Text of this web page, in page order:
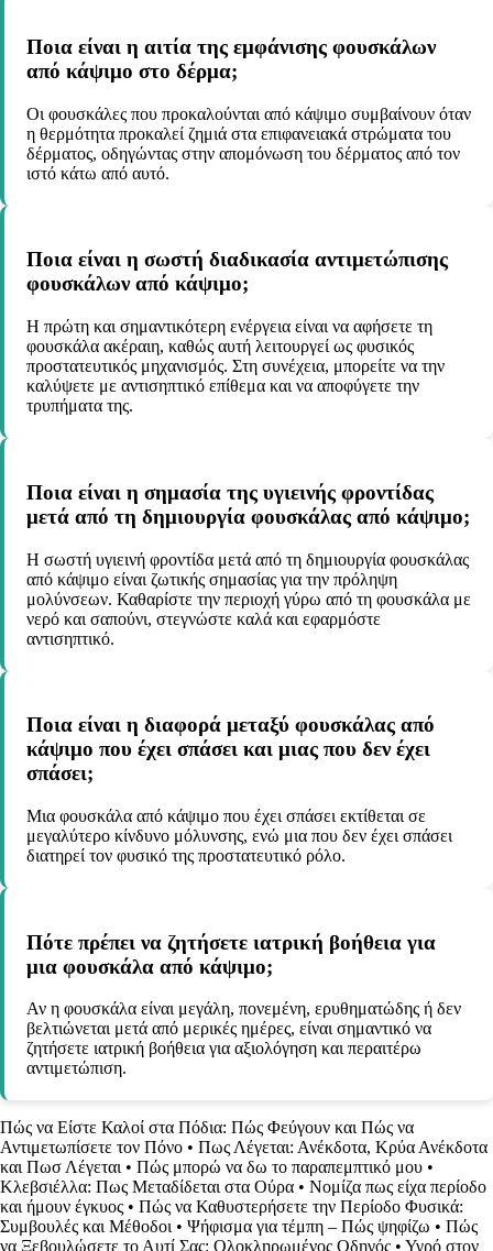
Ποια είναι η αιτία της εμφάνισης φουσκάλων
από κάψιμο στο δέρμα;
Οι φουσκάλες που προκαλούνται από κάψιμο συμβαίνουν όταν
η θερμότητα προκαλεί ζημιά στα επιφανειακά στρώματα του
δέρματος, οδηγώντας στην απομόνωση του δέρματος από τον
ιστό κάτω από αυτό.
Ποια είναι η σωστή διαδικασία αντιμετώπισης
φουσκάλων από κάψιμο;
Η πρώτη και σημαντικότερη ενέργεια είναι να αφήσετε τη
φουσκάλα ακέραιη, καθώς αυτή λειτουργεί ως φυσικός
προστατευτικός μηχανισμός. Στη συνέχεια, μπορείτε να την
καλύψετε με αντισηπτικό επίθεμα και να αποφύγετε την
τρυπήματα της.
Ποια είναι η σημασία της υγιεινής φροντίδας
μετά από τη δημιουργία φουσκάλας από κάψιμο;
Η σωστή υγιεινή φροντίδα μετά από τη δημιουργία φουσκάλας
από κάψιμο είναι ζωτικής σημασίας για την πρόληψη
μολύνσεων. Καθαρίστε την περιοχή γύρω από τη φουσκάλα με
νερό και σαπούνι, στεγνώστε καλά και εφαρμόστε
αντισηπτικό.
Ποια είναι η διαφορά μεταξύ φουσκάλας από
κάψιμο που έχει σπάσει και μιας που δεν έχει
σπάσει;
Μια φουσκάλα από κάψιμο που έχει σπάσει εκτίθεται σε
μεγαλύτερο κίνδυνο μόλυνσης, ενώ μια που δεν έχει σπάσει
διατηρεί τον φυσικό της προστατευτικό ρόλο.
Πότε πρέπει να ζητήσετε ιατρική βοήθεια για
μια φουσκάλα από κάψιμο;
Αν η φουσκάλα είναι μεγάλη, πονεμένη, ερυθηματώδης ή δεν
βελτιώνεται μετά από μερικές ημέρες, είναι σημαντικό να
ζητήσετε ιατρική βοήθεια για αξιολόγηση και περαιτέρω
αντιμετώπιση.
Πώς να Είστε Καλοί στα Πόδια: Πώς Φεύγουν και Πώς να
Αντιμετωπίσετε τον Πόνο • Πως Λέγεται: Ανέκδοτα, Κρύα Ανέκδοτα
και Πωσ Λέγεται • Πώς μπορώ να δω το παραπεμπτικό μου •
Κλεβσιέλλα: Πως Μεταδίδεται στα Ούρα • Νομίζα πως είχα περίοδο
και ήμουν έγκυος • Πώς να Καθυστερήσετε την Περίοδο Φυσικά:
Συμβουλές και Μέθοδοι • Ψήφισμα για τέμπη – Πώς ψηφίζω • Πώς
να Ξεβουλώσετε το Αυτί Σας: Ολοκληρωμένος Οδηγός • Υγρό στον